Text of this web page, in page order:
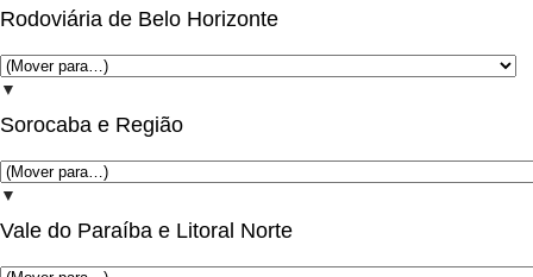
Rodoviária de Belo Horizonte
▼
Sorocaba e Região
▼
Vale do Paraíba e Litoral Norte